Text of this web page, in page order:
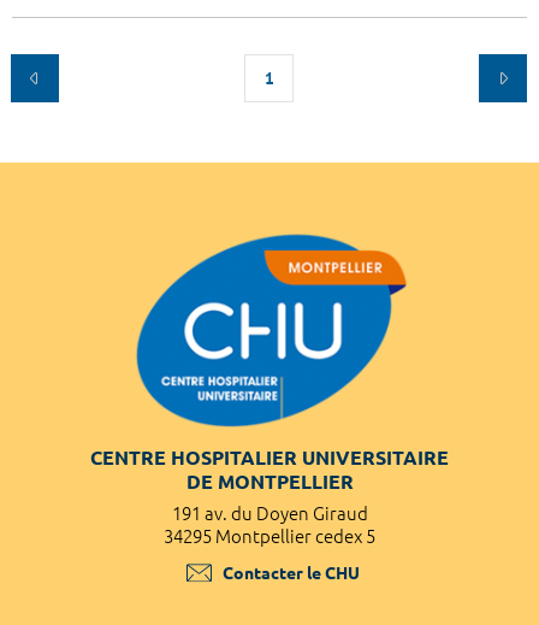
1
CENTRE HOSPITALIER UNIVERSITAIRE
DE MONTPELLIER
191 av. du Doyen Giraud
34295 Montpellier cedex 5
Contacter le CHU